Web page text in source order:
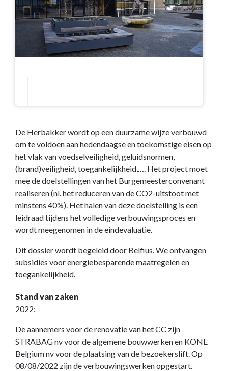
De Herbakker wordt op een duurzame wijze verbouwd
om te voldoen aan hedendaagse en toekomstige eisen op
het vlak van voedselveiligheid, geluidsnormen,
(brand)veiligheid, toegankelijkheid,…. Het project moet
mee de doelstellingen van het Burgemeesterconvenant
realiseren (nl. het reduceren van de CO2-uitstoot met
minstens 40%). Het halen van deze doelstelling is een
leidraad tijdens het volledige verbouwingsproces en
wordt meegenomen in de eindevaluatie.
Dit dossier wordt begeleid door Belfius. We ontvangen
subsidies voor energiebesparende maatregelen en
toegankelijkheid.
Stand van zaken
2022:
De aannemers voor de renovatie van het CC zijn
STRABAG nv voor de algemene bouwwerken en KONE
Belgium nv voor de plaatsing van de bezoekerslift. Op
08/08/2022 zijn de verbouwingswerken opgestart.